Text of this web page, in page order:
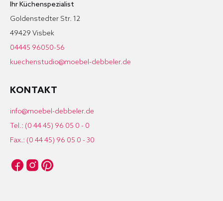
Ihr Küchenspezialist
Goldenstedter Str. 12
49429 Visbek
04445 96050-56
kuechenstudio@moebel-debbeler.de
KONTAKT
info@moebel-debbeler.de
Tel.: (0 44 45) 96 05 0 - 0
Fax.: (0 44 45) 96 05 0 - 30